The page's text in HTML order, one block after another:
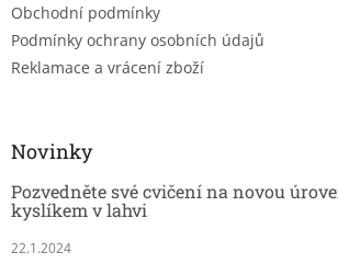
Obchodní podmínky
Podmínky ochrany osobních údajů
Reklamace a vrácení zboží
Novinky
Pozvedněte své cvičení na novou
kyslíkem v lahvi
22.1.2024